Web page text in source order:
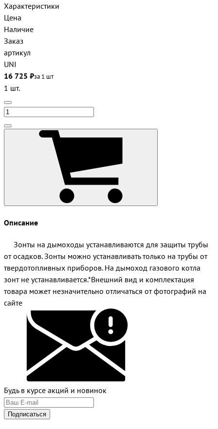
Характеристики
Цена
Наличие
Заказ
артикул
UNI
16 725 ₽за 1 шт
1 шт.
Описание
Зонты на дымоходы устанавливаются для защиты трубы
от осадков. Зонты можно устанавливать только на трубы от
твердотопливных приборов. На дымоход газового котла
зонт не устанавливается.*Внешний вид и комплектация
товара может незначительно отличаться от фотографий на
сайте
Будь в курсе акций и новинок
Подписаться